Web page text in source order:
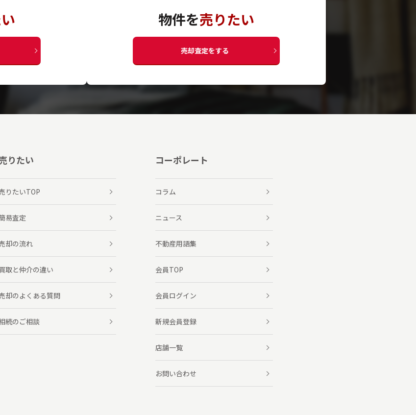
物件を売りたい
売却査定をする
りたい
りたいTOP
易査定
却の流れ
買取と仲介の違い
却のよくある質問
続のご相談
コーポレート
コラム
ニュース
不動産用語集
会員TOP
会員ログイン
新規会員登録
店舗一覧
お問い合わせ